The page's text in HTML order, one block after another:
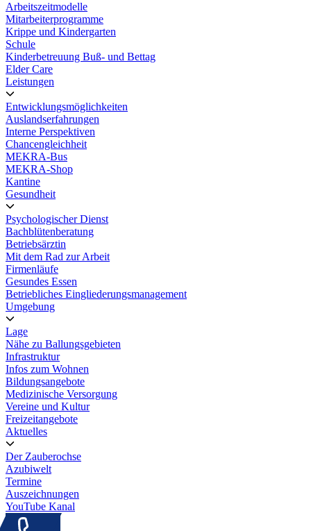
Arbeitszeitmodelle
Mitarbeiterprogramme
Krippe und Kindergarten
Schule
Kinderbetreuung Buß- und Bettag
Elder Care
Leistungen
Entwicklungsmöglichkeiten
Auslandserfahrungen
Interne Perspektiven
Chancengleichheit
MEKRA-Bus
MEKRA-Shop
Kantine
Gesundheit
Psychologischer Dienst
Bachblütenberatung
Betriebsärztin
Mit dem Rad zur Arbeit
Firmenläufe
Gesundes Essen
Betriebliches Eingliederungsmanagement
Umgebung
Lage
Nähe zu Ballungsgebieten
Infrastruktur
Infos zum Wohnen
Bildungsangebote
Medizinische Versorgung
Vereine und Kultur
Freizeitangebote
Aktuelles
Der Zauberochse
Azubiwelt
Termine
Auszeichnungen
YouTube Kanal